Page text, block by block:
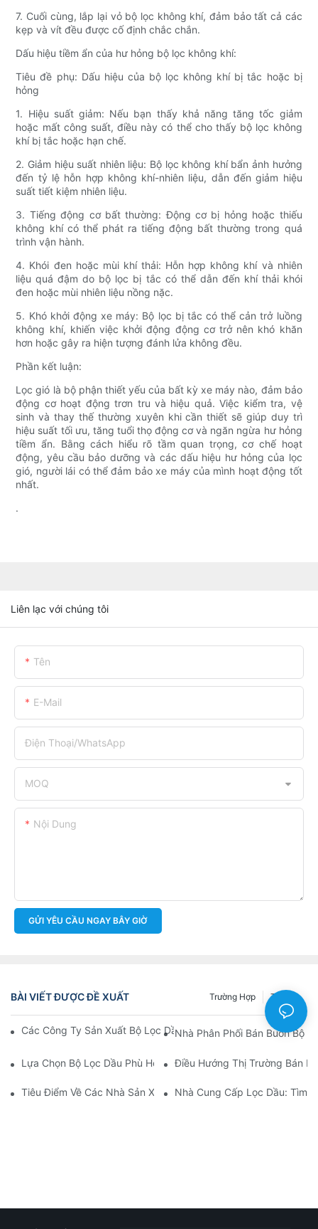
7. Cuối cùng, lắp lại vỏ bộ lọc không khí, đảm bảo tất cả các
kẹp và vít đều được cố định chắc chắn.
Dấu hiệu tiềm ẩn của hư hỏng bộ lọc không khí:
Tiêu đề phụ: Dấu hiệu của bộ lọc không khí bị tắc hoặc bị
hỏng
1. Hiệu suất giảm: Nếu bạn thấy khả năng tăng tốc giảm
hoặc mất công suất, điều này có thể cho thấy bộ lọc không
khí bị tắc hoặc hạn chế.
2. Giảm hiệu suất nhiên liệu: Bộ lọc không khí bẩn ảnh hưởng
đến tỷ lệ hỗn hợp không khí-nhiên liệu, dẫn đến giảm hiệu
suất tiết kiệm nhiên liệu.
3. Tiếng động cơ bất thường: Động cơ bị hỏng hoặc thiếu
không khí có thể phát ra tiếng động bất thường trong quá
trình vận hành.
4. Khói đen hoặc mùi khí thải: Hỗn hợp không khí và nhiên
liệu quá đậm do bộ lọc bị tắc có thể dẫn đến khí thải khói
đen hoặc mùi nhiên liệu nồng nặc.
5. Khó khởi động xe máy: Bộ lọc bị tắc có thể cản trở luồng
không khí, khiến việc khởi động động cơ trở nên khó khăn
hơn hoặc gây ra hiện tượng đánh lửa không đều.
Phần kết luận:
Lọc gió là bộ phận thiết yếu của bất kỳ xe máy nào, đảm bảo
động cơ hoạt động trơn tru và hiệu quả. Việc kiểm tra, vệ
sinh và thay thế thường xuyên khi cần thiết sẽ giúp duy trì
hiệu suất tối ưu, tăng tuổi thọ động cơ và ngăn ngừa hư hỏng
tiềm ẩn. Bằng cách hiểu rõ tầm quan trọng, cơ chế hoạt
động, yêu cầu bảo dưỡng và các dấu hiệu hư hỏng của lọc
gió, người lái có thể đảm bảo xe máy của mình hoạt động tốt
nhất.
.
Liên lạc với chúng tôi
Tên
E-Mail
Điện Thoại/WhatsApp
MOQ
Nội Dung
GỬI YÊU CẦU NGAY BÂY GIỜ
BÀI VIẾT ĐƯỢC ĐỀ XUẤT Tin Tức
Trường Hợp
Các Công Ty Sản Xuất Bộ Lọc Dầu Hàng Đầu: Tổng Quan Toàn
Nhà Phân Phối Bán Buôn Bộ
Lựa Chọn Bộ Lọc Dầu Phù Hợp Cho Mẫu Xe Của Bạn: Những
Điều Hướng Thị Trường Bán
Tiêu Điểm Về Các Nhà Sản Xuất Bộ Lọc Dầu Hàng Đầu Và
Nhà Cung Cấp Lọc Dầu: Tìm